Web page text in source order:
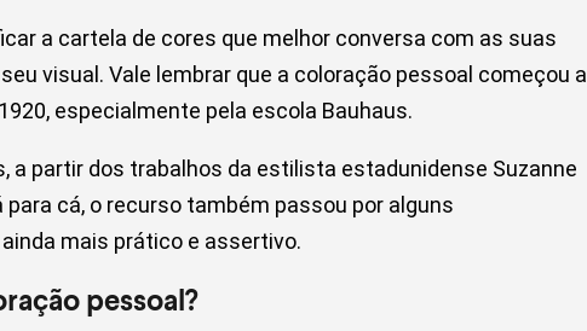
a cartela de cores que melhor conversa com as suas
visual. Vale lembrar que a coloração pessoal começou a
especialmente pela escola Bauhaus.
a partir dos trabalhos da estilista estadunidense Suzanne
para cá, o recurso também passou por alguns
mais prático e assertivo.
pessoal?